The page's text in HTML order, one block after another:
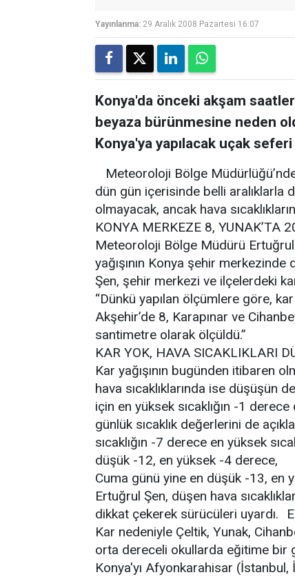
Yayınlanma: 29 Aralık 2008 Pazartesi 16:07
Konya'da önceki akşam
beyaza bürünmesine neden
Konya'ya yapılacak uçak
Meteoroloji Bölge
dün gün içerisinde belli aralıklarla
olmayacak, ancak hava
KONYA MERKEZE 8, YUNAK’TA
Meteoroloji Bölge Müdürü
yağışının Konya şehir
Şen, şehir merkezi ve ilçelerdeki
“Dünkü yapılan ölçümlere göre, kar
Akşehir’de 8, Karapınar ve
santimetre olarak ölçüldü.”
KAR YOK, HAVA SICAKLIKLARI
Kar yağışının bugünden itibaren
hava sıcaklıklarında ise düşüşün
için en yüksek sıcaklığın -1
günlük sıcaklık değerlerini de
sıcaklığın -7 derece en yüksek
düşük -12, en yüksek -4 derece,
Cuma günü yine en düşük -13, en
Ertuğrul Şen, düşen hava
dikkat çekerek sürücüleri uyardı.
Kar nedeniyle Çeltik, Yunak,
orta dereceli okullarda eğitime bir
Konya'yı Afyonkarahisar